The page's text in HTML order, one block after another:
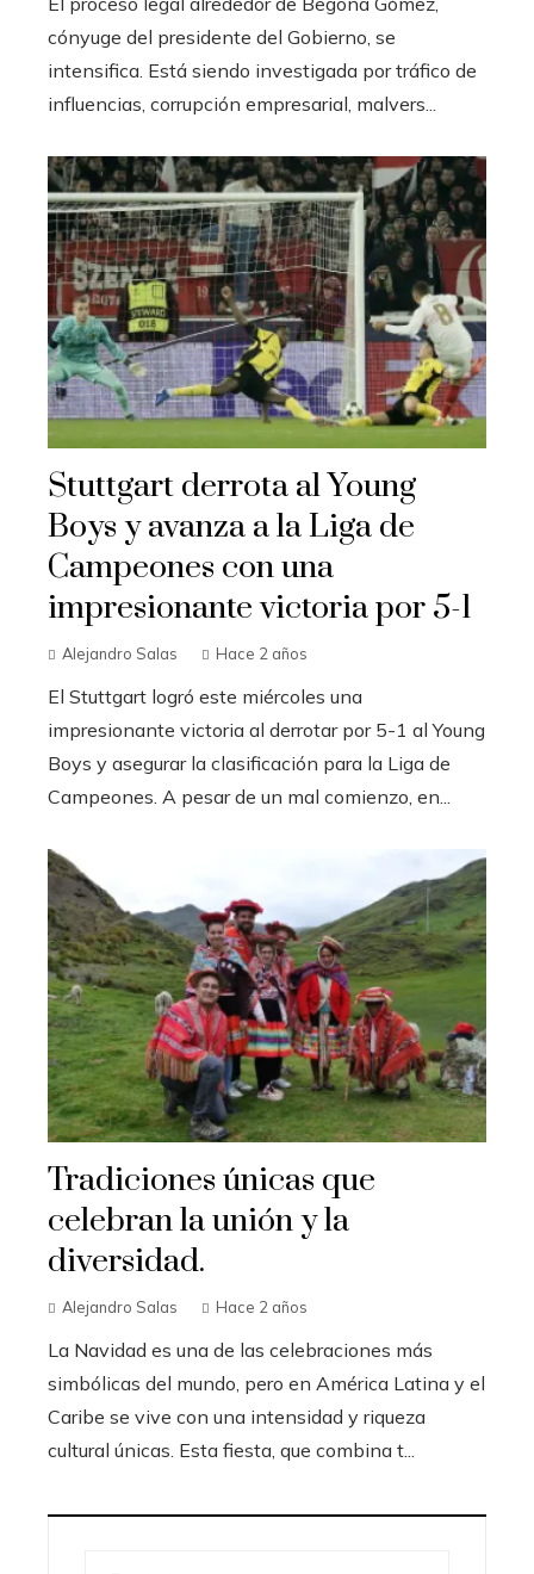
cónyuge del presidente del Gobierno, se
intensifica. Está siendo investigada por tráfico de
influencias, corrupción empresarial, malvers...
Stuttgart derrota al Young
Boys y avanza a la Liga de
Campeones con una
impresionante victoria por 5-1
Alejandro Salas Hace 2 años
El Stuttgart logró este miércoles una
impresionante victoria al derrotar por 5-1 al Young
Boys y asegurar la clasificación para la Liga de
Campeones. A pesar de un mal comienzo, en...
Tradiciones únicas que
celebran la unión y la
diversidad.
Alejandro Salas Hace 2 años
La Navidad es una de las celebraciones más
simbólicas del mundo, pero en América Latina y el
Caribe se vive con una intensidad y riqueza
cultural únicas. Esta fiesta, que combina t...